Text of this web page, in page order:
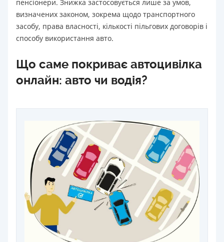
пенсіонери. Знижка застосовується лише за умов,
визначених законом, зокрема щодо транспортного
засобу, права власності, кількості пільгових договорів і
способу використання авто.
Що саме покриває автоцивілка
онлайн: авто чи водія?